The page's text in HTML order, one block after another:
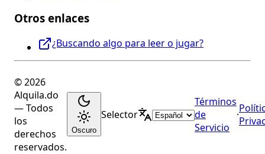
Otros enlaces
¿Buscando algo para leer o jugar?
© 2026
Alquila.do
— Todos
los
derechos
reservados.
Oscuro
Selector
Términos
de
Servicio
·